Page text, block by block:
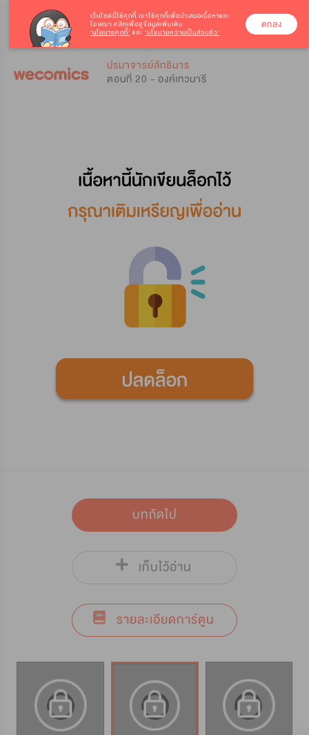
ปรมาจารย์ลัทธิมาร
ตอนที่ 20 - องค์เทวนารี
บทถัดไป
เก็บไว้อ่าน
รายละเอียดการ์ตูน
เว็บไซต์นี้ใช้คุกกี้ เราใช้คุกกี้เพื่อนำเสนอเนื้อหาและ
โฆษณา คลิกเพื่อดูข้อมูลเพิ่มเติม
‘นโยบายคุกกี้’ และ ‘นโยบายความเป็นส่วนตัว’
ตกลง